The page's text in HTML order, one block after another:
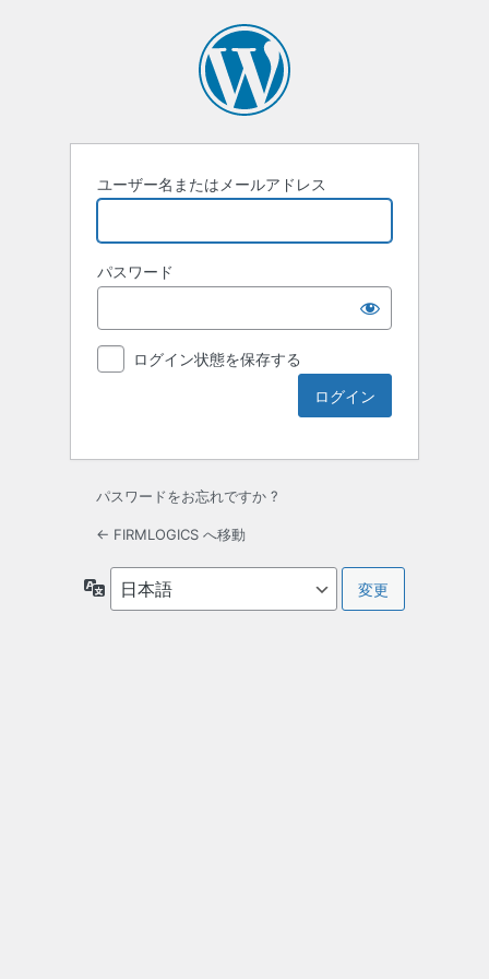
ユーザー名またはメールアドレス
パスワード
ログイン状態を保存する
パスワードをお忘れですか ?
← FIRMLOGICS へ移動
語